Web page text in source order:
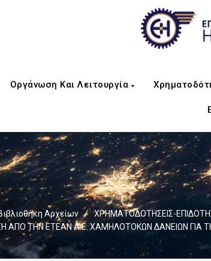
Οργάνωση Και Λειτουργία
Αρχείων / ΧΡΗΜΑΤΟΔΟΤΗΣΕΙΣ-
ΑΠΟ ΤΗΝ ΕΤΕΑΝ Α.Ε. ΧΑΜΗΛΟΤΟΚΩΝ ΔΑΝΕΙΩΝ ΓΙΑ